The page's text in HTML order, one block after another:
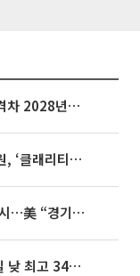
종부세 개편에도…1·3주택 종부세 격차 2028년부터 확대
미국, 가상자산 포괄 규제 속도…상원, ‘클래리티법’ 9월 절차투표 추진
이란, 미국에 호르무즈 합의 조건 제시…美 “경기 아직 안 끝나” [종합]
[내일 날씨] 전국 무더위 계속…10일 낮 최고 34도 육박